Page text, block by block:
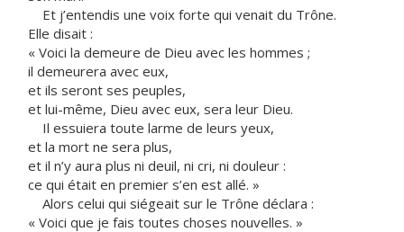
Et j’entendis une voix forte qui venait du Trône.
Elle disait :
« Voici la demeure de Dieu avec les hommes ;
il demeurera avec eux,
et ils seront ses peuples,
et lui-même, Dieu avec eux, sera leur Dieu.
Il essuiera toute larme de leurs yeux,
et la mort ne sera plus,
et il n’y aura plus ni deuil, ni cri, ni douleur :
ce qui était en premier s’en est allé. »
Alors celui qui siégeait sur le Trône déclara :
« Voici que je fais toutes choses nouvelles. »